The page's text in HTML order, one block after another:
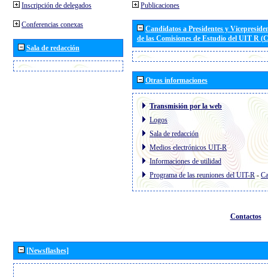
Inscripción de delegados
Conferencias conexas
Sala de redacción
Publicaciones
Candidatos a Presidentes y
de las Comisiones de Estudio del UIT R
Otras informaciones
Transmisión por la web
Logos
Sala de redacción
Medios electrónicos UIT-R
Informaciones de utilidad
Programa de las reuniones del UIT-R-
Contactos
[Newsflashes]